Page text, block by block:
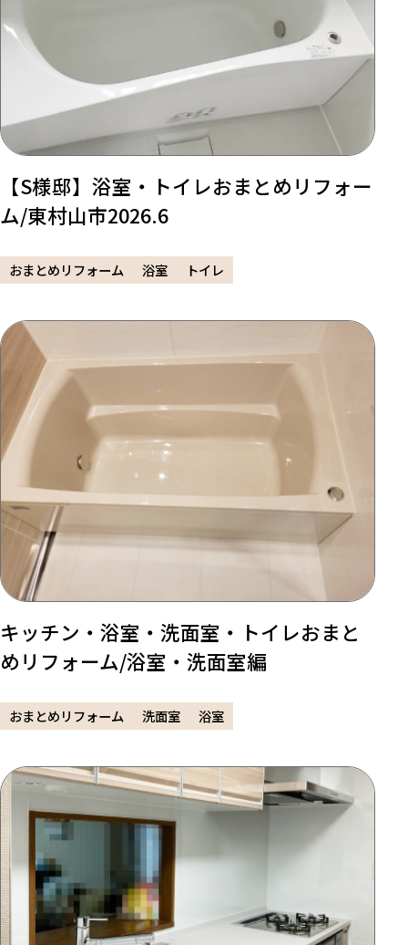
【S様邸】浴室・トイレおまとめリフォー
ム/東村山市2026.6
おまとめリフォーム 浴室 トイレ
キッチン・浴室・洗面室・トイレおまと
めリフォーム/浴室・洗面室編
おまとめリフォーム 洗面室 浴室